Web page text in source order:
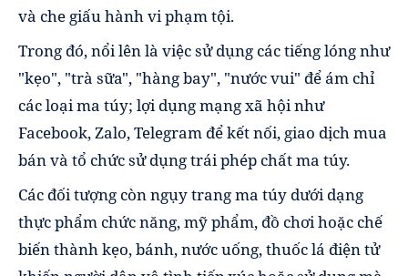
và che giấu hành vi phạm tội.
Trong đó, nổi lên là việc sử dụng các tiếng lóng như
"kẹo", "trà sữa", "hàng bay", "nước vui" để ám chỉ
các loại ma túy; lợi dụng mạng xã hội như
Facebook, Zalo, Telegram để kết nối, giao dịch mua
bán và tổ chức sử dụng trái phép chất ma túy.
Các đối tượng còn ngụy trang ma túy dưới dạng
thực phẩm chức năng, mỹ phẩm, đồ chơi hoặc chế
biến thành kẹo, bánh, nước uống, thuốc lá điện tử